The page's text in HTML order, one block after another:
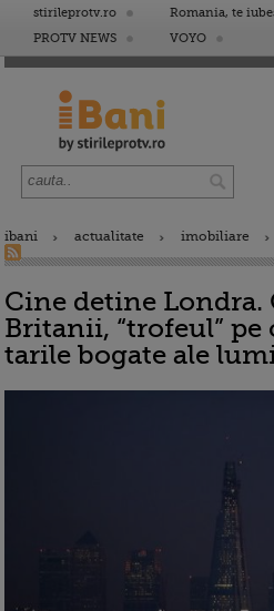
stirileprotv.ro Romania, te
PROTV NEWS
VOYO
ibani actualitate imobiliare
Cine detine Londra.
Britanii, “trofeul”
tarile bogate ale